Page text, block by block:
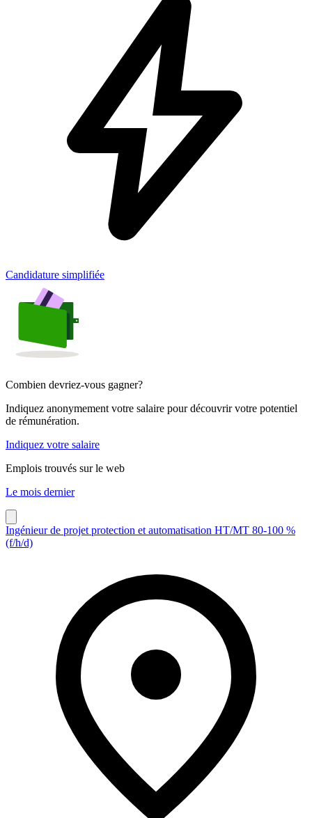
Candidature simplifiée
Combien devriez-vous gagner?
Indiquez anonymement votre salaire pour découvrir votre potentiel
de rémunération.
Indiquez votre salaire
Emplois trouvés sur le web
Le mois dernier
Ingénieur de projet protection et automatisation HT/MT 80-100 %
(f/h/d)